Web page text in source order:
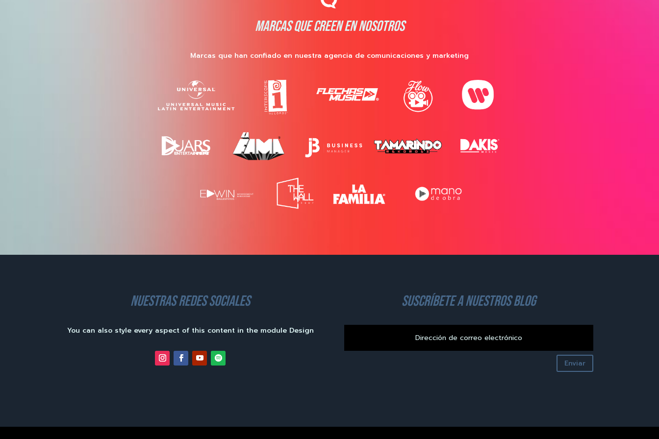
MARCAS QUE CREEN EN NOSOTROS
Marcas que han confiado en nuestra agencia de comunicaciones y marketing
nuestras redes sociales
You can also style every aspect of this content in the module Design
suscríbete a nuestros blog
Enviar